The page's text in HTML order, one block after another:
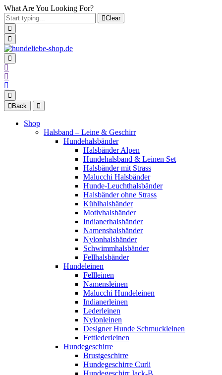
What Are You Looking For?
Clear
Back
Shop
Halsband – Leine & Geschirr
Hundehalsbänder
Halsbänder Alpen
Hundehalsband & Leinen Set
Halsbänder mit Strass
Malucchi Halsbänder
Hunde-Leuchthalsbänder
Halsbänder ohne Strass
Kühlhalsbänder
Motivhalsbänder
Indianerhalsbänder
Namenshalsbänder
Nylonhalsbänder
Schwimmhalsbänder
Fellhalsbänder
Hundeleinen
Fellleinen
Namensleinen
Malucchi Hundeleinen
Indianerleinen
Lederleinen
Nylonleinen
Designer Hunde Schmuckleinen
Fettlederleinen
Hundegeschirre
Brustgeschirre
Hundegeschirre Curli
Hundegeschirr Jack-B